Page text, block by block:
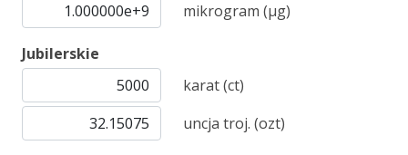
mikrogram (µg)
Jubilerskie
karat (ct)
uncja troj. (ozt)